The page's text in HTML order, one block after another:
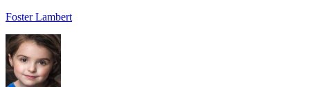
Foster Lambert